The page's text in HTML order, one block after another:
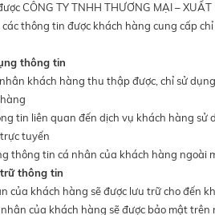
CÔNG TY TNHH THƯƠNG MẠI –
thông tin được khách hàng cung cấp
thông tin
khách hàng thu thập được, chỉ sử
tin liên quan đến dịch vụ khách hàng sử
tuyến
thông tin cá nhân của khách hàng ngoài
thông tin
của khách hàng sẽ được lưu trữ cho đến
của khách hàng sẽ được bảo mật trên